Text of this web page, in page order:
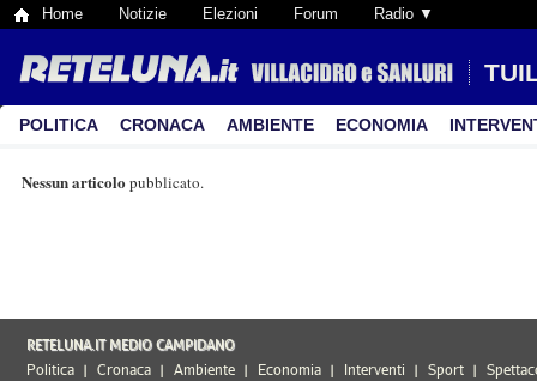
Home Notizie Elezioni Forum Radio ▼
POLITICA CRONACA AMBIENTE ECONOMIA
Nessun articolo pubblicato.